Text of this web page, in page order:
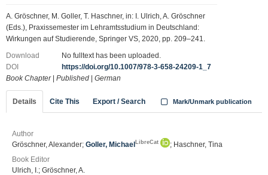
A. Gröschner, M. Goller, T. Haschner, in: I. Ulrich, A. Gröschner
(Eds.), Praxissemester im Lehramtsstudium in Deutschland:
Wirkungen auf Studierende, Springer VS, 2020, pp. 209–241.
Download
No fulltext has been uploaded.
DOI
https://doi.org/10.1007/978-3-658-24209-1_7
Book Chapter| Published German
Details Cite This Export / Search Mark/Unmark publication
Author
Gröschner, Alexander; Goller, Michael LibreCat
; Haschner, Tina
Book Editor
Ulrich, I.; Gröschner, A.